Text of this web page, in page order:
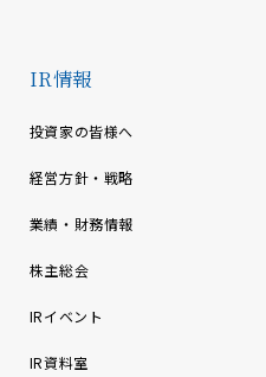
IR情報
投資家の皆様へ
経営方針・戦略
業績・財務情報
株主総会
IRイベント
IR資料室